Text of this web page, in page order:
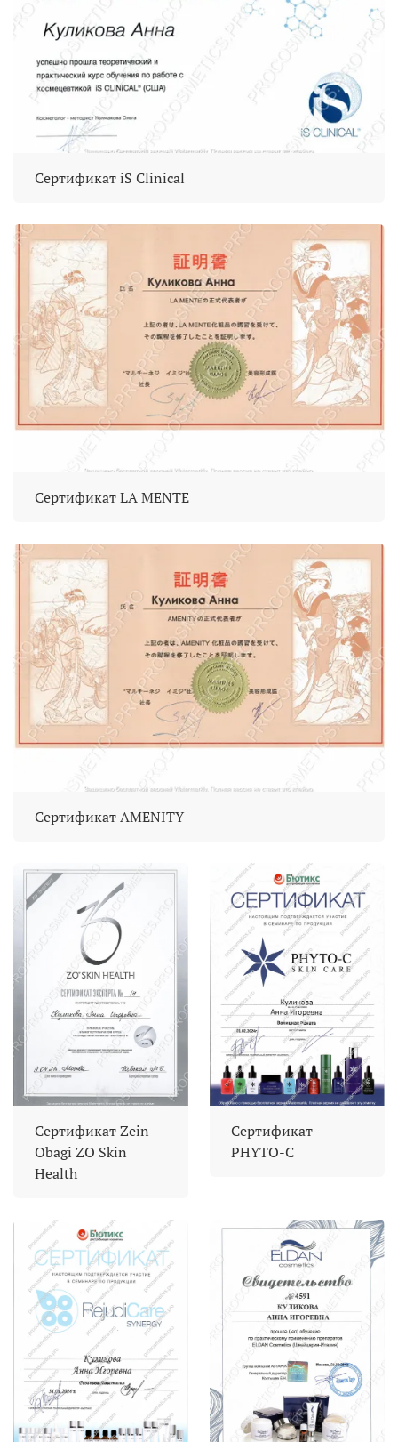
Сертификат iS Clinical
Сертификат LA MENTE
Сертификат AMENITY
Сертификат Zein
Obagi ZO Skin
Health
Сертификат
PHYTO-C